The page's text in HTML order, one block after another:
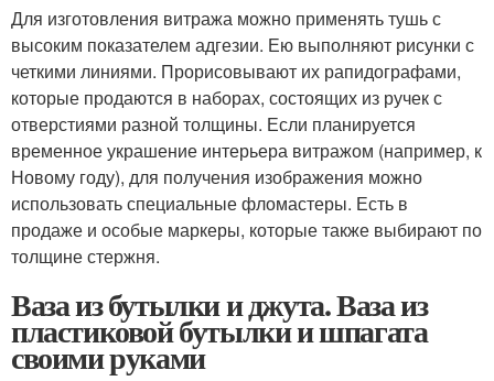
Для изготовления витража можно применять тушь с
высоким показателем адгезии. Ею выполняют рисунки с
четкими линиями. Прорисовывают их рапидографами,
которые продаются в наборах, состоящих из ручек с
отверстиями разной толщины. Если планируется
временное украшение интерьера витражом (например, к
Новому году), для получения изображения можно
использовать специальные фломастеры. Есть в
продаже и особые маркеры, которые также выбирают по
толщине стержня.
Ваза из бутылки и джута. Ваза из
пластиковой бутылки и шпагата
своими руками